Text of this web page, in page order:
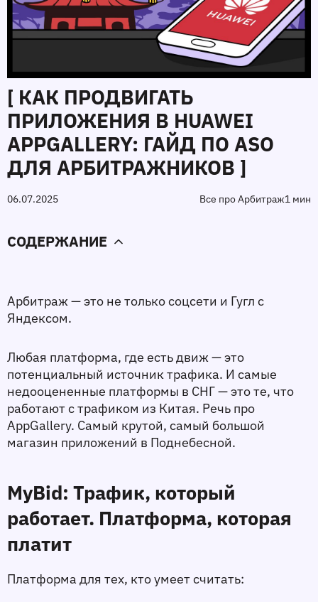
[ КАК ПРОДВИГАТЬ
ПРИЛОЖЕНИЯ В HUAWEI
APPGALLERY: ГАЙД ПО ASO
ДЛЯ АРБИТРАЖНИКОВ ]
06.07.2025 Все про Арбитраж1 мин
СОДЕРЖАНИЕ
Арбитраж — это не только соцсети и Гугл с
Яндексом.
Любая платформа, где есть движ — это
потенциальный источник трафика. И самые
недооцененные платформы в СНГ — это те, что
работают с трафиком из Китая. Речь про
AppGallery. Самый крутой, самый большой
магазин приложений в Поднебесной.
MyBid: Трафик, который
работает. Платформа, которая
платит
Платформа для тех, кто умеет считать: